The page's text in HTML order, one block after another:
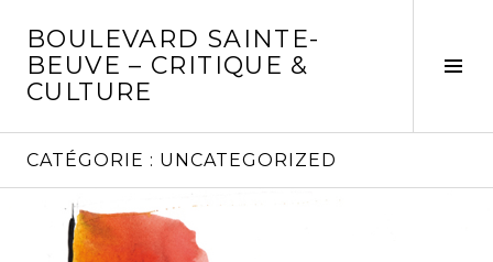
contenu
principal
BOULEVARD SAINTE-
BEUVE – CRITIQUE &
CULTURE
CATÉGORIE : UNCATEGORIZED